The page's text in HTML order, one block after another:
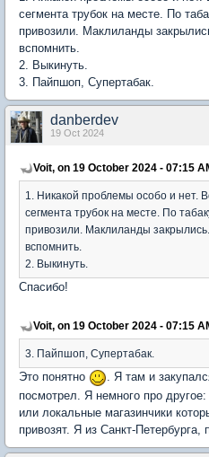
сегмента трубок на месте. По
привозили. Маклиланды
вспомнить.
2. Выкинуть.
3. Пайпшоп, Супертабак.
danberdev
19 Oct 2024
Voit, on 19 October 2024 - 07:15
1. Никакой проблемы особо и нет.
сегмента трубок на месте. По
привозили. Маклиланды
вспомнить.
2. Выкинуть.
Спасибо!
Voit, on 19 October 2024 - 07:15
3. Пайпшоп, Супертабак.
Это понятно
. Я там и
посмотрел. Я немного про
или локальные магазинчики
привозят. Я из Санкт-